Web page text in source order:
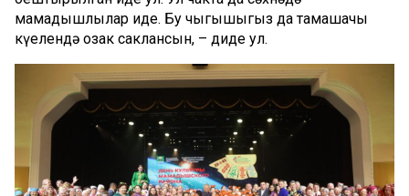
мамадышлылар иде. Бу чыгышыгыз да тамашачы
күңелендә озак саклансын, – диде ул.